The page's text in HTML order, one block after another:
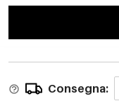
Consegna: